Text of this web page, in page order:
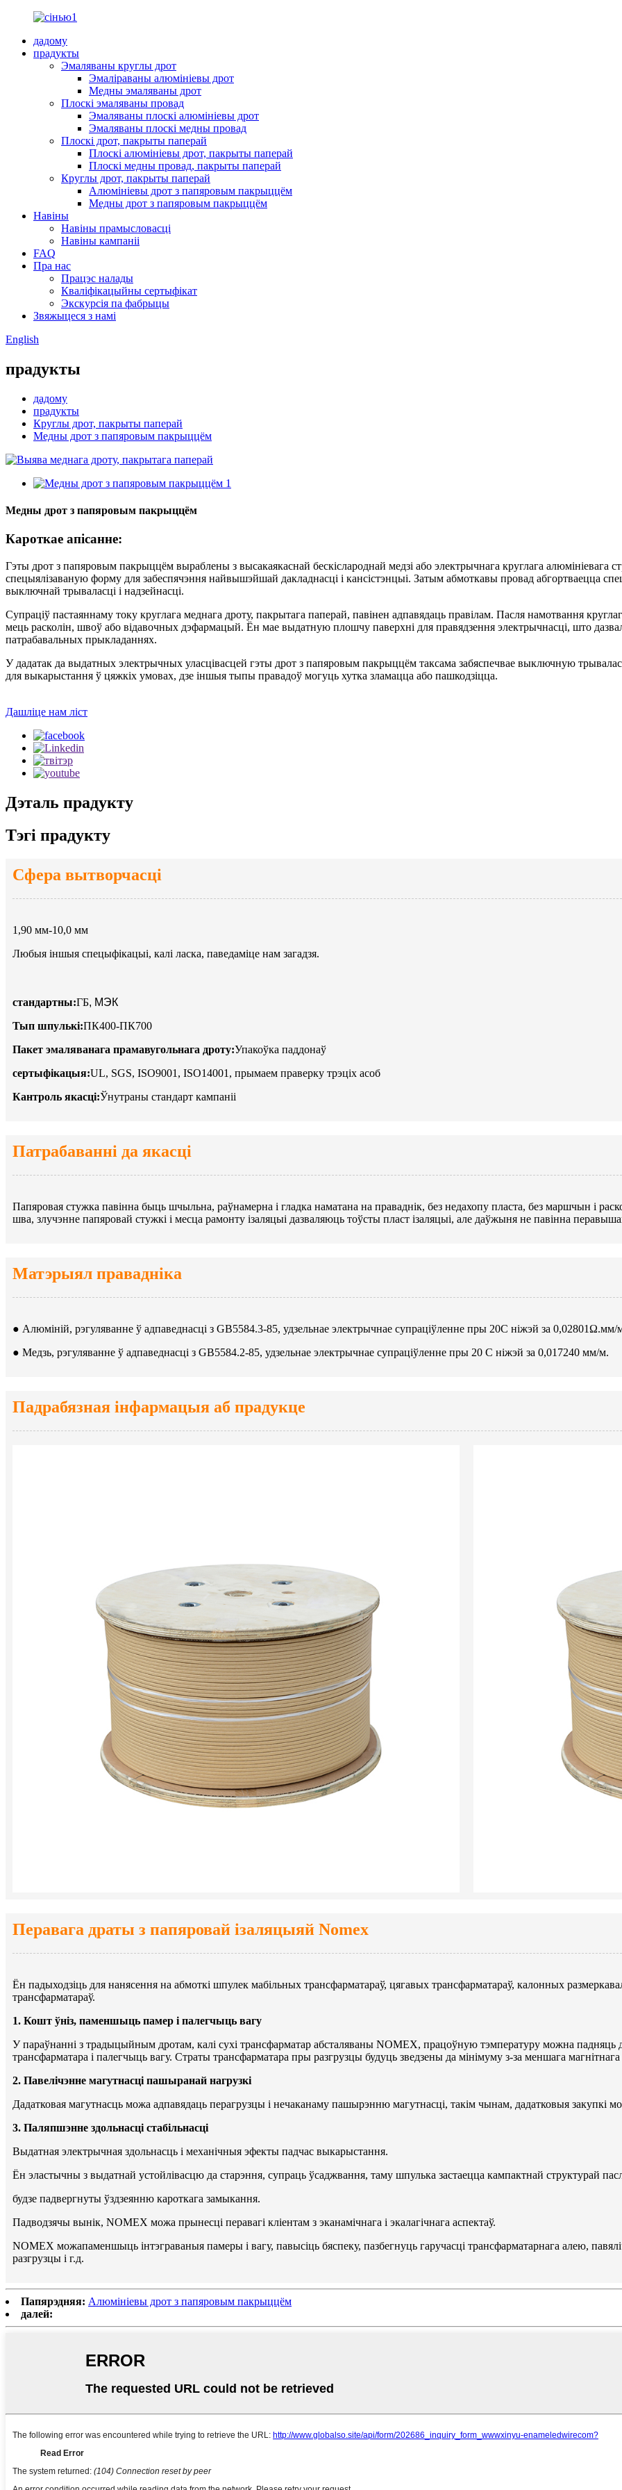
дадому
прадукты
Эмаляваны круглы дрот
Эмаліраваны алюмініевы дрот
Медны эмаляваны дрот
Плоскі эмаляваны провад
Эмаляваны плоскі алюмініевы дрот
Эмаляваны плоскі медны провад
Плоскі дрот, пакрыты паперай
Плоскі алюмініевы дрот, пакрыты паперай
Плоскі медны провад, пакрыты паперай
Круглы дрот, пакрыты паперай
Алюмініевы дрот з папяровым пакрыццём
Медны дрот з папяровым пакрыццём
Навіны
Навіны прамысловасці
Навіны кампаніі
FAQ
Пра нас
Працэс налады
Кваліфікацыйны сертыфікат
Экскурсія па фабрыцы
Звяжыцеся з намі
English
прадукты
дадому
прадукты
Круглы дрот, пакрыты паперай
Медны дрот з папяровым пакрыццём
Медны дрот з папяровым пакрыццём
Кароткае апісанне:
Гэты дрот з папяровым пакрыццём выраблены з высакаякаснай бескіслароднай медзі або электрычнага круглага алюмініевага
спецыялізаваную форму для забеспячэння найвышэйшай дакладнасці і кансістэнцыі. Затым абмоткавы провад абгортваецца
выключнай трываласці і надзейнасці.
Супраціў пастаяннаму току круглага меднага дроту, пакрытага паперай, павінен адпавядаць правілам. Пасля намотвання
мець расколін, швоў або відавочных дэфармацый. Ён мае выдатную плошчу паверхні для правядзення электрычнасці, што
патрабавальных прыкладаннях.
У дадатак да выдатных электрычных уласцівасцей гэты дрот з папяровым пакрыццём таксама забяспечвае выключную
для выкарыстання ў цяжкіх умовах, дзе іншыя тыпы правадоў могуць хутка зламацца або пашкодзіцца.
Дашліце нам ліст
Дэталь прадукту
Тэгі прадукту
Сфера вытворчасці
1,90 мм-10,0 мм
Любыя іншыя спецыфікацыі, калі ласка, паведаміце нам загадзя.
стандартны:ГБ, МЭК
Тып шпулькі:ПК400-ПК700
Пакет эмаляванага прамавугольнага дроту:Упакоўка паддонаў
сертыфікацыя:UL, SGS, ISO9001, ISO14001, прымаем праверку трэціх асоб
Кантроль якасці:Ўнутраны стандарт кампаніі
Патрабаванні да якасці
Папяровая стужка павінна быць шчыльна, раўнамерна і гладка наматана на праваднік, без недахопу пласта, без маршчын і
шва, злучэнне папяровай стужкі і месца рамонту ізаляцыі дазваляюць тоўсты пласт ізаляцыі, але даўжыня не павінна
Матэрыял правадніка
● Алюміній, рэгуляванне ў адпаведнасці з GB5584.3-85, удзельнае электрычнае супраціўленне пры 20C ніжэй за 0,02801Ω.мм/
● Медзь, рэгуляванне ў адпаведнасці з GB5584.2-85, удзельнае электрычнае супраціўленне пры 20 C ніжэй за 0,017240 мм/м.
Падрабязная інфармацыя аб прадукце
Перавага драты з папяровай ізаляцыяй Nomex
Ён падыходзіць для нанясення на абмоткі шпулек мабільных трансфарматараў, цягавых трансфарматараў, калонных
трансфарматараў.
1. Кошт ўніз, паменшыць памер і палегчыць вагу
У параўнанні з традыцыйным дротам, калі сухі трансфарматар абсталяваны NOMEX, працоўную тэмпературу можна
трансфарматара і палегчыць вагу. Страты трансфарматара пры разгрузцы будуць зведзены да мінімуму з-за меншага
2. Павелічэнне магутнасці пашыранай нагрузкі
Дадатковая магутнасць можа адпавядаць перагрузцы і нечаканаму пашырэнню магутнасці, такім чынам, дадатковыя закупкі
3. Паляпшэнне здольнасці стабільнасці
Выдатная электрычная здольнасць і механічныя эфекты падчас выкарыстання.
Ён эластычны з выдатнай устойлівасцю да старэння, супраць ўсаджвання, таму шпулька застаецца кампактнай структурай
будзе падвергнуты ўздзеянню кароткага замыкання.
Падводзячы вынік, NOMEX можа прынесці перавагі кліентам з эканамічнага і экалагічнага аспектаў.
NOMEX можапаменшыць інтэграваныя памеры і вагу, павысіць бяспеку, пазбегнуць гаручасці трансфарматарнага алею,
разгрузцы і г.д.
Папярэдняя: Алюмініевы дрот з папяровым пакрыццём
далей: